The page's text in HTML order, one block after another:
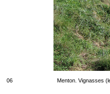
06 Menton. Vignasses